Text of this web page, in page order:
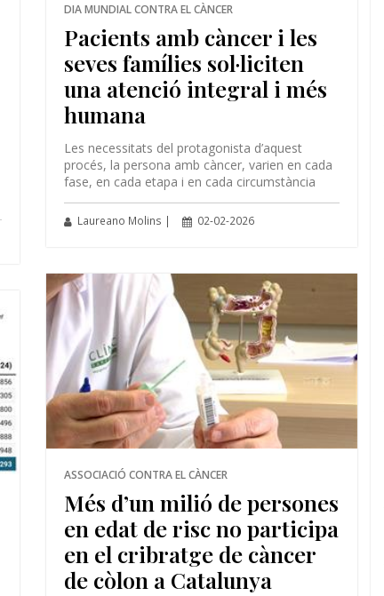
DIA MUNDIAL CONTRA EL CÀNCER
Pacients amb càncer i les
seves famílies sol·liciten
una atenció integral i més
humana
Les necessitats del protagonista d’aquest
procés, la persona amb càncer, varien en cada
fase, en cada etapa i en cada circumstància
Laureano Molins | 02-02-2026
ASSOCIACIÓ CONTRA EL CÀNCER
Més d’un milió de persones
en edat de risc no participa
en el cribratge de càncer
de còlon a Catalunya